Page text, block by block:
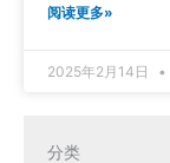
阅读更多»
2025年2月14日
分类